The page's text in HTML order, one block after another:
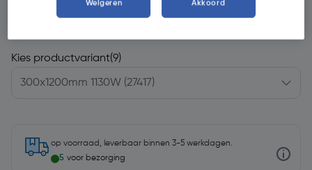
€ 177,48
Kies productvariant(9)
op voorraad, leverbaar binnen 3-5 werkdagen.
5 voor bezorging
Weigeren Akkoord